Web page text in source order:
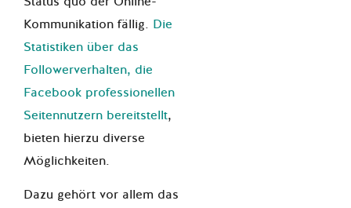
Kommunikation fällig. Die
Statistiken über das
Followerverhalten, die
Facebook professionellen
Seitennutzern bereitstellt,
bieten hierzu diverse
Möglichkeiten.
Dazu gehört vor allem das